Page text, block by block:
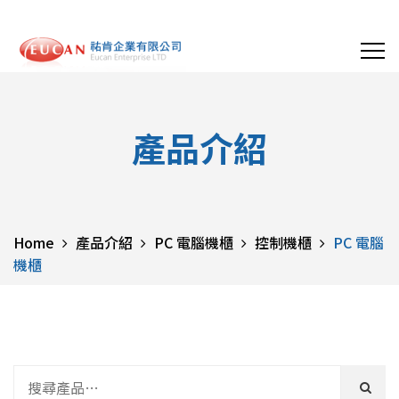
產品介紹
Home 產品介紹 PC 電腦機櫃 控制機櫃
PC 電腦
機櫃